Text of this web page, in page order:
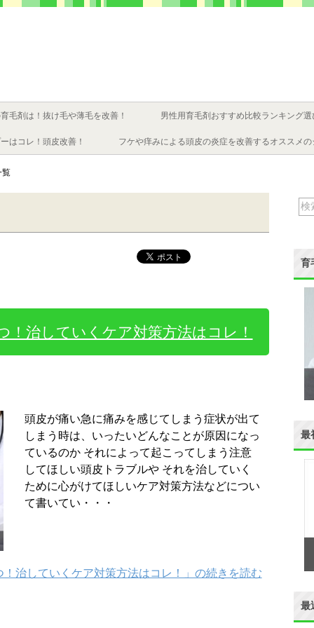
毛剤は！抜け毛や薄毛を改善！ 男性用育毛剤おすすめ比較ランキング
はコレ！頭皮改善！ フケや痒みによる頭皮の炎症を改善するオススメ
覧
！治していくケア対策方法はコレ！
頭皮が痛い急に痛みを感じてしまう症状が出て
しまう時は、いったいどんなことが原因になっ
ているのか それによって起こってしまう注意
してほしい頭皮トラブルや それを治していく
ために心がけてほしいケア対策方法などについ
て書いてい・・・
治していくケア対策方法はコレ！」の続きを読む
育
最
最